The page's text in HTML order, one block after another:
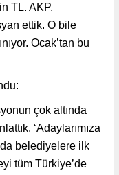
TL. AKP,
ettik. O bile
Ocak’tan bu
çok altında
‘Adaylarımıza
belediyelere ilk
tüm Türkiye’de